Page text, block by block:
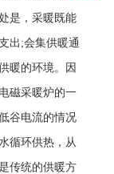
是，采暖既能
出 ;会集供暖通
暖的环境。因
磁采暖炉的一
谷电流的情况
循环供热，从
传统的供暖方